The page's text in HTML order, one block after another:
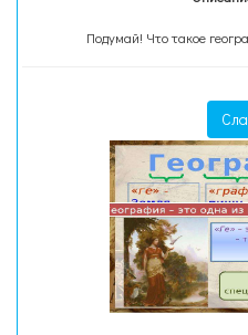
Подумай! Что такое